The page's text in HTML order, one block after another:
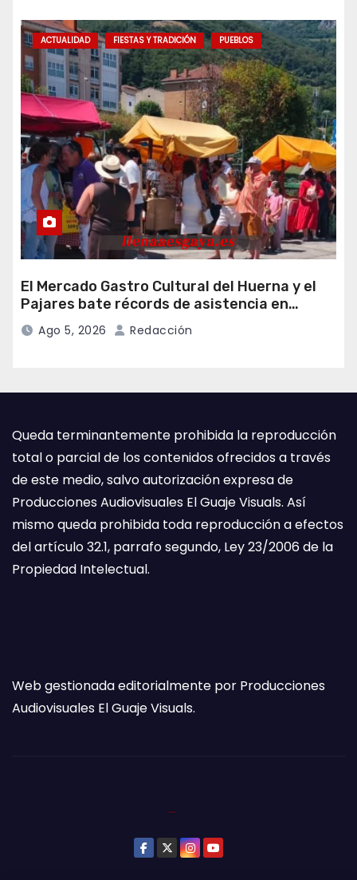
ACTUALIDAD FIESTAS Y TRADICIÓN PUEBLOS
El Mercado Gastro Cultural del Huerna y el
Pajares bate récords de asistencia en
Campomanes
Ago 5, 2026 Redacción
Queda terminantemente prohibida la reproducción
total o parcial de los contenidos ofrecidos a través
de este medio, salvo autorización expresa de
Producciones Audiovisuales El Guaje Visuals. Así
mismo queda prohibida toda reproducción a efectos
del artículo 32.1, parrafo segundo, Ley 23/2006 de la
Propiedad Intelectual.
Web gestionada editorialmente por Producciones
Audiovisuales El Guaje Visuals.